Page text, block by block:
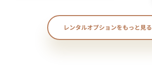
レンタルオプションをもっと見る